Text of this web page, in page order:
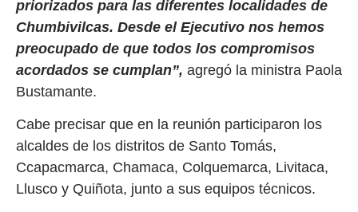
priorizados para las diferentes localidades de
Chumbivilcas. Desde el Ejecutivo nos hemos
preocupado de que todos los compromisos
acordados se cumplan”, agregó la ministra Paola
Bustamante.
Cabe precisar que en la reunión participaron los
alcaldes de los distritos de Santo Tomás,
Ccapacmarca, Chamaca, Colquemarca, Livitaca,
Llusco y Quiñota, junto a sus equipos técnicos.